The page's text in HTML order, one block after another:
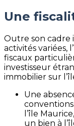
Une
Outre son cadre
activités variées,
fiscaux
investisseur
immobilier sur
Une
l’île
un bien à